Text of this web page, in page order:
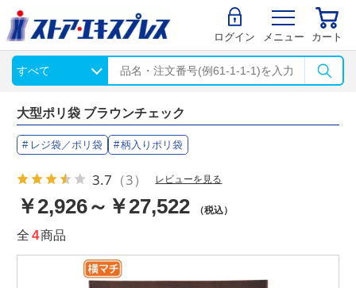
ログイン メニュー カート
大型ポリ袋 ブラウンチェック
レジ袋／ポリ袋 柄入りポリ袋
3.7 （3） レビューを見る
￥2,926～￥27,522 （税込）
全 4商品